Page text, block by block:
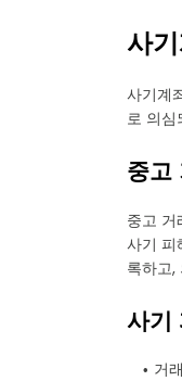
사
사기계
로 의심
중고
중고 거
사기 피
록하고,
사기
거